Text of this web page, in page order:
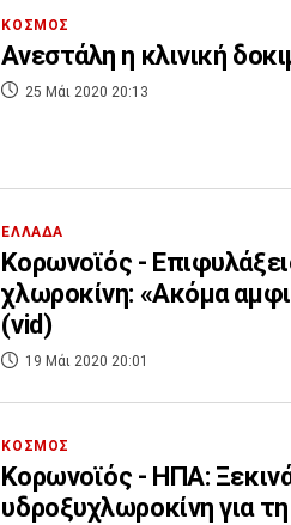
ΚΟΣΜΟΣ
Ανεστάλη η κλινική
25 Μάι 2020 20:13
ΕΛΛΑΔΑ
Κορωνοϊός -
χλωροκίνη: «Ακόμα
(vid)
19 Μάι 2020 20:01
ΚΟΣΜΟΣ
Κορωνοϊός - ΗΠΑ:
υδροξυχλωροκίνη για